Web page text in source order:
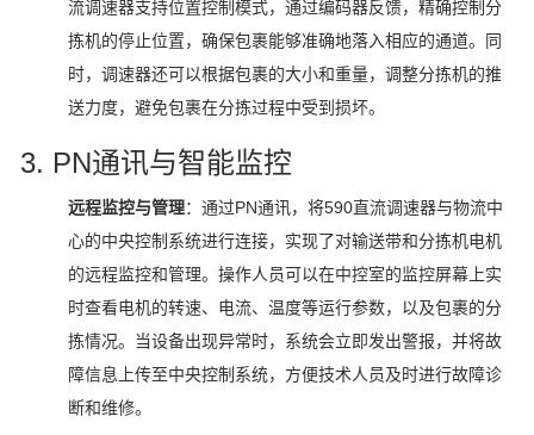
流调速器支持位置控制模式，通过编码器反馈，精确控制分
拣机的停止位置，确保包裹能够准确地落入相应的通道。同
时，调速器还可以根据包裹的大小和重量，调整分拣机的推
送力度，避免包裹在分拣过程中受到损坏。
3. PN通讯与智能监控
远程监控与管理：通过PN通讯，将590直流调速器与物流中
心的中央控制系统进行连接，实现了对输送带和分拣机电机
的远程监控和管理。操作人员可以在中控室的监控屏幕上实
时查看电机的转速、电流、温度等运行参数，以及包裹的分
拣情况。当设备出现异常时，系统会立即发出警报，并将故
障信息上传至中央控制系统，方便技术人员及时进行故障诊
断和维修。